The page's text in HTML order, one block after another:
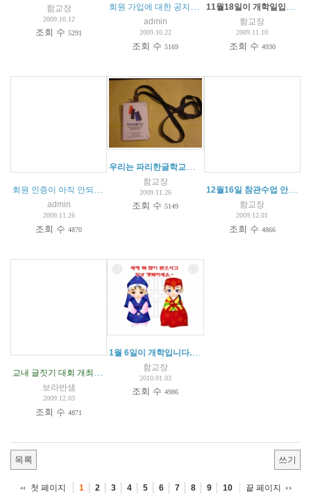
함교장
2009.10.12
조회 수5291
회원 가입에 대한 공지
(3
admin
2009.10.22
조회 수5169
11월18일이 개학일입니다.
함교장
2009.11.10
조회 수 4930
회원 인증이 아직 안되신 분들
admin
2009.11.26
조회 수4870
함교장
2009.11.26
조회 수5149
12월16일 참관수업 안내
함교장
2009.12.01
조회 수 4866
교내 글짓기 대회 개최
(1
보라반샘
2009.12.03
조회 수4871
함교장
2010.01.03
조회 수4986
목록 쓰기
첫 페이지 1 2 3 4 5 6 7 8 9 10 끝 페이지